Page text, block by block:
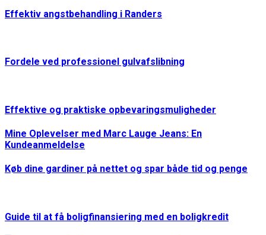
Effektiv angstbehandling i Randers
Fordele ved professionel gulvafslibning
Effektive og praktiske opbevaringsmuligheder
Mine Oplevelser med Marc Lauge Jeans: En
Kundeanmeldelse
Køb dine gardiner på nettet og spar både tid og penge
Guide til at få boligfinansiering med en boligkredit